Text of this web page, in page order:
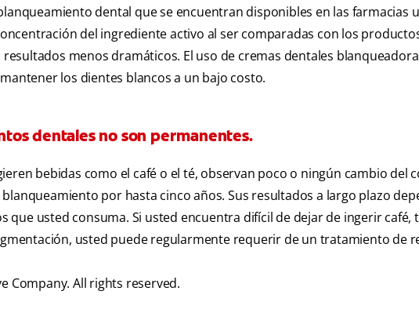
dental que se encuentran disponibles en las farmacias
del ingrediente activo al ser comparadas con los
menos dramáticos. El uso de cremas dentales
los dientes blancos a un bajo costo.
dentales no son permanentes.
bebidas como el café o el té, observan poco o ningún cambio del
por hasta cinco años. Sus resultados a largo plazo
que usted consuma. Si usted encuentra difícil de dejar de ingerir café,
usted puede regularmente requerir de un tratamiento de
Company. All rights reserved.